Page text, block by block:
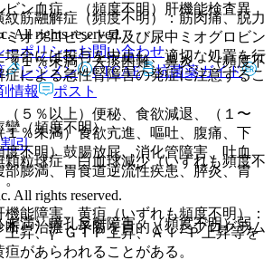
ビン血症、（頻度不明）肝機能検査異
１％未満）去痰困難、鼻炎、（頻度不
５％以上）便秘、食欲減退、（１〜
１％未満）食欲亢進、嘔吐、腹痛、下
不明）鼓腸放屁、消化管障害、吐血、
膨満、胃食道逆流性疾患、膵炎、胃
満）瞳孔反射障害、（頻度不明）弱
筋融解症（頻度不明）：筋肉痛、脱力
オグロビン上昇及び尿中ミオグロビン
場合には投与を中止し、適切な処置を行
による急性腎障害の発症に注意するこ
（頻度不明）。
粒球症、白血球減少（いずれも頻度不
。
能障害、黄疸（いずれも頻度不明）：
上昇、γ−ＧＴＰ上昇、Ａｌ−Ｐ上昇等を
があらわれることがある。
All rights reserved.
ーポリシーお問い合わせ
レジメン CTCAE
抗菌薬ガイド
情報 ポスト
引
All rights reserved.
・治療・予防を目的としたプログラム